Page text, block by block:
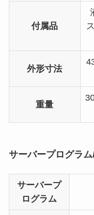
付属品
外形寸法
重量
サーバープログラ
サーバープ
ログラム